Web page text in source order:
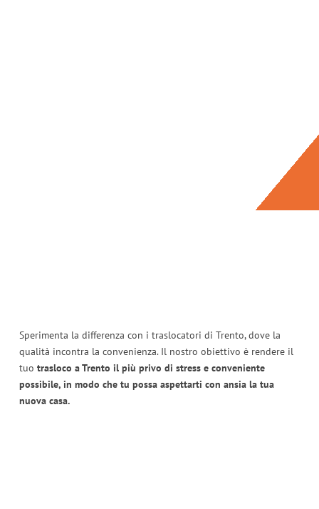
Sperimenta la differenza con i traslocatori di Trento, dove la
qualità incontra la convenienza. Il nostro obiettivo è rendere il
tuo trasloco a Trento il più privo di stress e conveniente
possibile, in modo che tu possa aspettarti con ansia la tua
nuova casa.